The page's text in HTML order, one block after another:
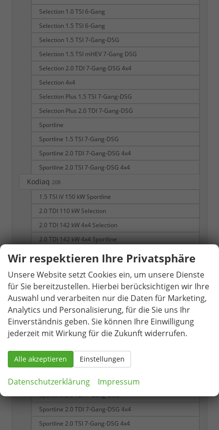
Selection 1.0 TSI 6-Gang
Selection 1.5 TSI 6-Gang
Selection 1.5 TSI 7-Gang-DSG
Selection 1.5 TSI mHEV 7-Gang DSG
Selection 2.0 TDI 7-Gang-DSG 4x4
Selection 4x4
Selection Plus 1.5 TSI 7-Gang-DSG
Selection Plus 2.0 TDI 7-Gang-DSG
Sportline
Sportline 1.5 TSI 7-Gang-DSG
Sportline 2.0 TDI 7-Gang-DSG 4x4
Sportline 2.0 TSI 7-Gang-DSG 4x4
Kodiaq 208
1.5 TSI iV 150 kW Sportline
2.0 TDI 110 kW Selection
2.0 TDI 142 kW 4x4 Selection
2.0 TDI 142 kW 4x4 Sportline
2.0 TSI 195 kW 4x4 RS
RS 2.0 TSI 7-Gang DSG 4x4
Selection
Selection 1.5 TSI 7-Gang-DSG
Selection 1.5 TSI mHEV 7-Gang DSG
Sportline
Sportline 1.5 TSI
Sportline 1.5 TSI 7-Gang DSG
Sportline 1.5 TSI iV 6-Gang-DSG
Sportline 1.5 TSI mHEV 7-Gang DSG
Sportline 2.0 TDI 7-Gang-DSG
Sportline 2.0 TDI 7-Gang-DSG 4x4
Sportline 2.0 TSI 7-Gang-DSG 4x4
Wir respektieren Ihre Privatsphäre
Unsere Website setzt Cookies ein, um unsere Dienste
für Sie bereitzustellen. Hierbei berücksichtigen wir Ihre
Auswahl und verarbeiten nur die Daten für Marketing,
Analytics und Personalisierung, für die Sie uns Ihr
Einverständnis geben. Sie können Ihre Einwilligung
jederzeit mit Wirkung für die Zukunft widerrufen.
Alle akzeptieren Einstellungen
Datenschutzerklärung Impressum